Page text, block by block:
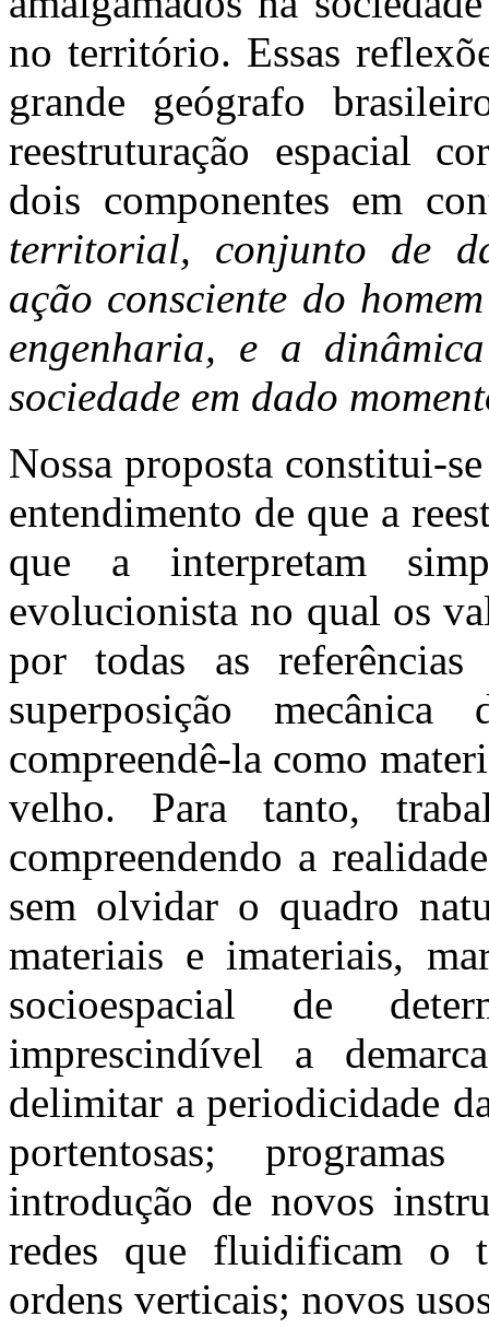
no território. Essas
grande geógrafo
reestruturação espacial
dois componentes em
territorial, conjunto de
ação consciente do
engenharia, e a
sociedade em dado
Nossa proposta constitui-
entendimento de que a
que a interpretam
evolucionista no qual os
por todas as
superposição
compreendê-la como
velho. Para tanto,
compreendendo a
sem olvidar o quadro
materiais e imateriais,
socioespacial de
imprescindível a
delimitar a periodicidade
portentosas;
introdução de novos
redes que fluidificam o
ordens verticais; novos